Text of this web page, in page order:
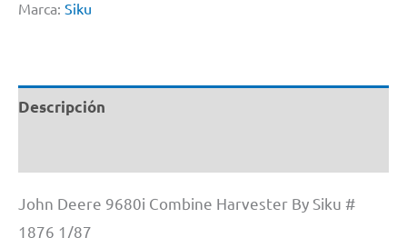
Marca: Siku
Descripción
John Deere 9680i Combine Harvester By Siku #
1876 1/87